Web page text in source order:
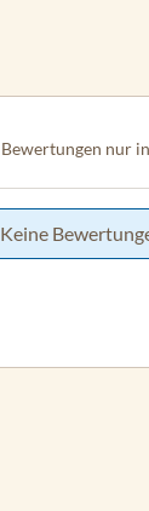
Bewertungen nur
Keine